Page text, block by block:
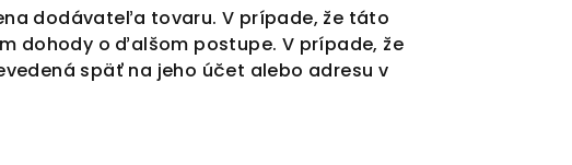
dodávateľa tovaru. V prípade, že táto
dohody o ďalšom postupe. V prípade, že
späť na jeho účet alebo adresu v